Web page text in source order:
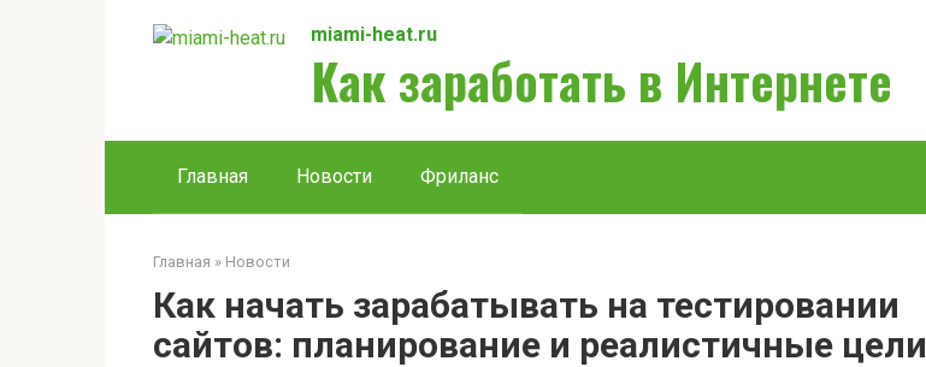
miami-heat.ru
Как заработать в Интернете
Главная Новости Фриланс
Главная » Новости
Как начать зарабатывать на тестировании
сайтов: планирование и реалистичные цели